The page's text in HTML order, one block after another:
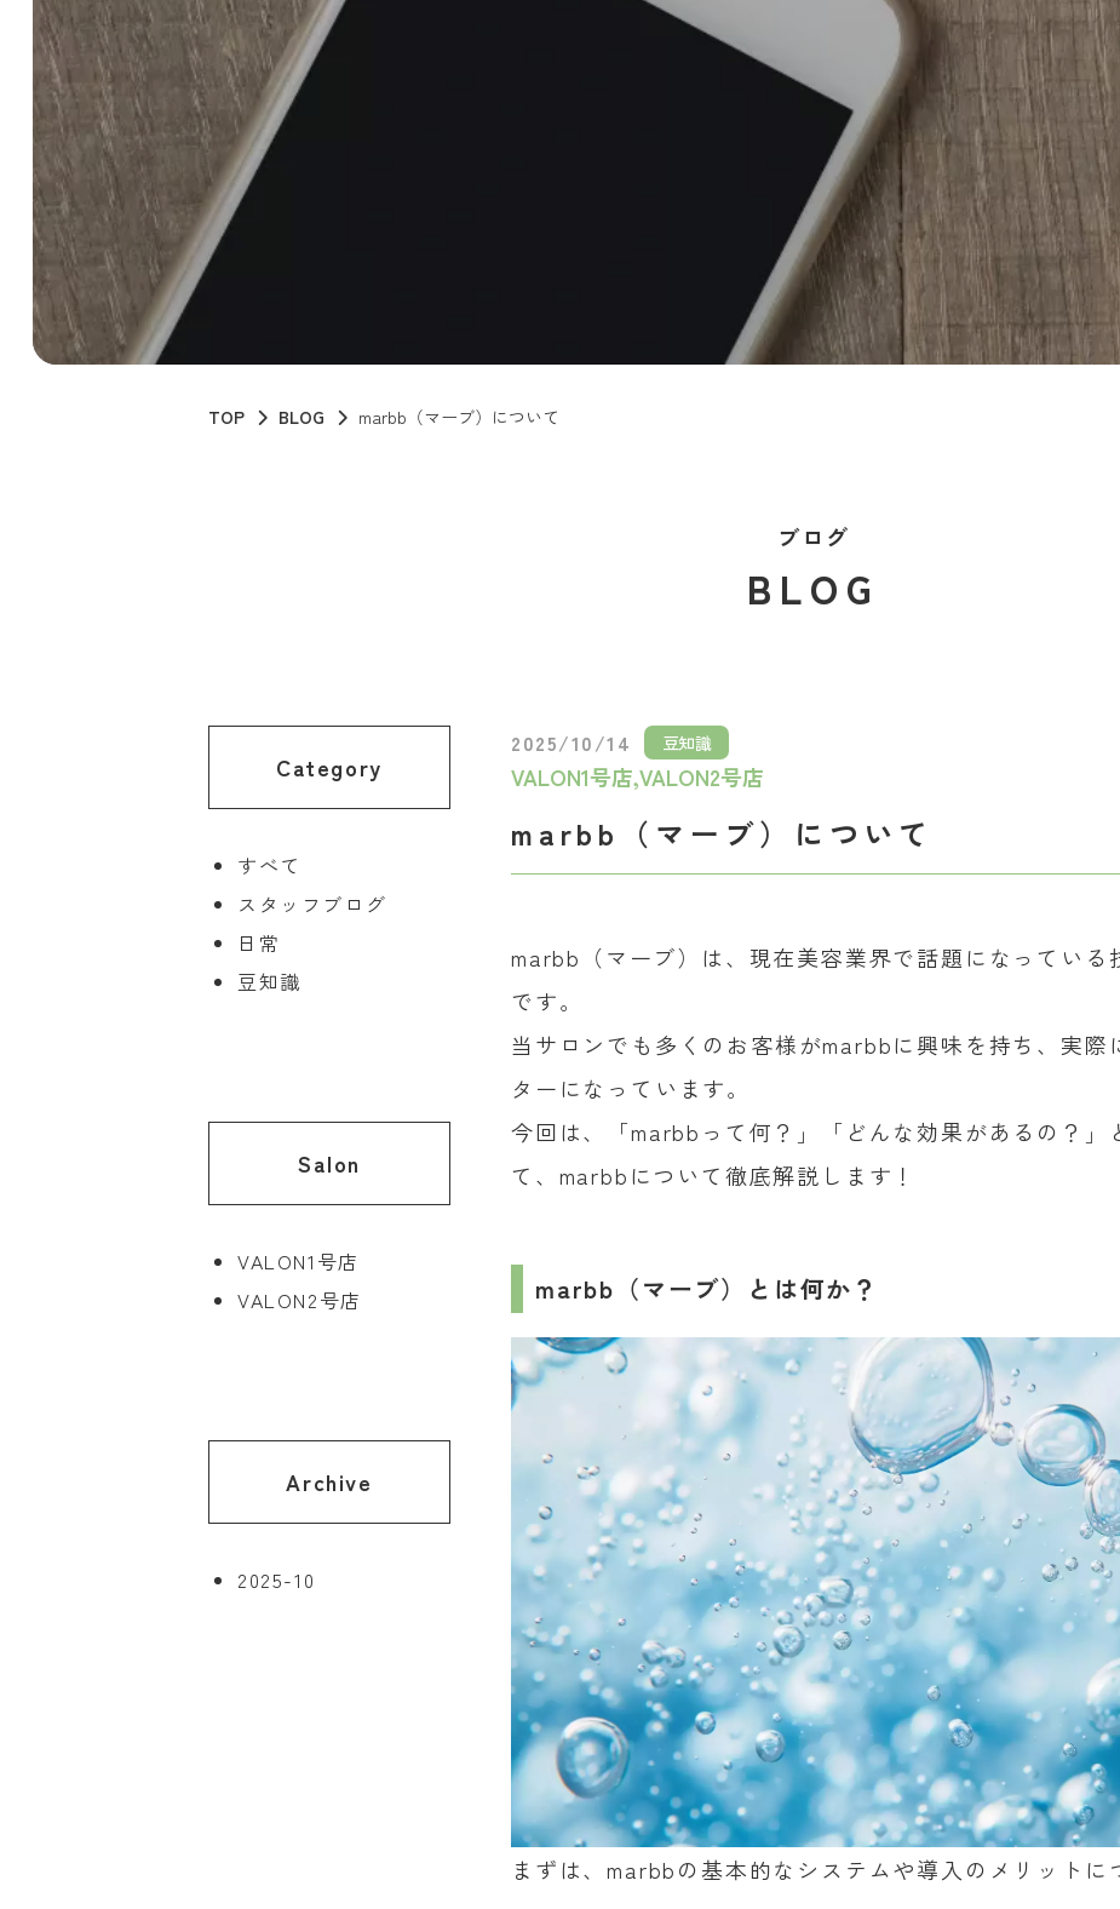
TOP BLOG marbb（マーブ）について
ブログ
BLOG
Category
すべて
スタッフブログ
日常
豆知識
Salon
VALON1号店
VALON2号店
Archive
2025-10
2025/10/14 豆知識
VALON1号店,VALON2号店
marbb（マーブ）について
marbb（マーブ）は、現在美容業界で話題になっている
です。
当サロンでも多くのお客様がmarbbに興味を持ち、実際
ターになっています。
今回は、「marbbって何？」「どんな効果があるの？」
て、marbbについて徹底解説します！
marbb（マーブ）とは何か？
まずは、marbbの基本的なシステムや導入のメリットに